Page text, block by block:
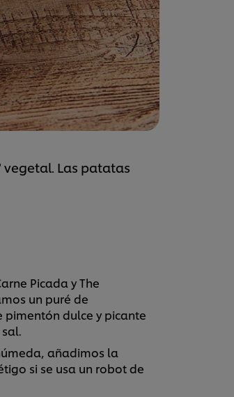
Las patatas
Picada y The
un puré de
dulce y picante
añadimos la
si se usa un robot de